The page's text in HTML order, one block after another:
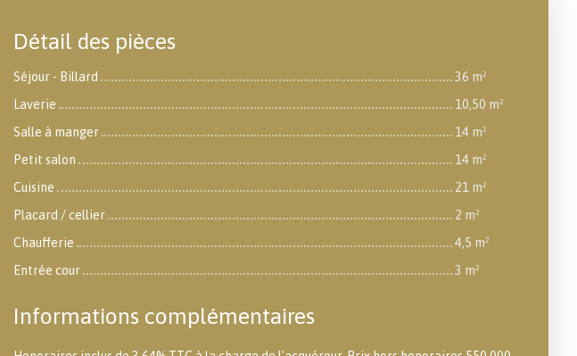
Détail des pièces
Séjour - Billard
36 m²
Laverie
10,50 m²
Salle à manger
14 m²
Petit salon
14 m²
Cuisine
21 m²
Placard / cellier
2 m²
Chaufferie
4,5 m²
Entrée cour
3 m²
Informations complémentaires